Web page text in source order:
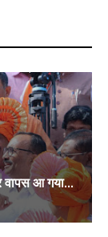
वापस आ गया...